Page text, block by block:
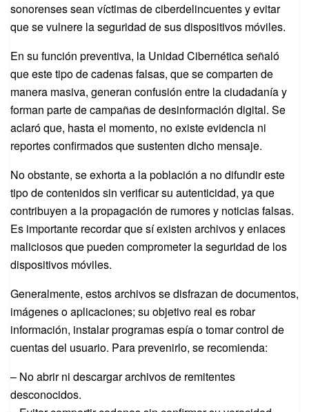
sonorenses sean víctimas de ciberdelincuentes y evitar
que se vulnere la seguridad de sus dispositivos móviles.
En su función preventiva, la Unidad Cibernética señaló
que este tipo de cadenas falsas, que se comparten de
manera masiva, generan confusión entre la ciudadanía y
forman parte de campañas de desinformación digital. Se
aclaró que, hasta el momento, no existe evidencia ni
reportes confirmados que sustenten dicho mensaje.
No obstante, se exhorta a la población a no difundir este
tipo de contenidos sin verificar su autenticidad, ya que
contribuyen a la propagación de rumores y noticias falsas.
Es importante recordar que sí existen archivos y enlaces
maliciosos que pueden comprometer la seguridad de los
dispositivos móviles.
Generalmente, estos archivos se disfrazan de documentos,
imágenes o aplicaciones; su objetivo real es robar
información, instalar programas espía o tomar control de
cuentas del usuario. Para prevenirlo, se recomienda:
– No abrir ni descargar archivos de remitentes
desconocidos.